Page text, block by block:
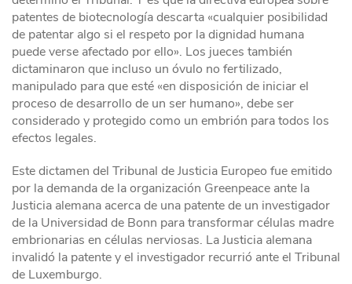
patentes de biotecnología descarta «cualquier posibilidad
de patentar algo si el respeto por la dignidad humana
puede verse afectado por ello». Los jueces también
dictaminaron que incluso un óvulo no fertilizado,
manipulado para que esté «en disposición de iniciar el
proceso de desarrollo de un ser humano», debe ser
considerado y protegido como un embrión para todos los
efectos legales.
Este dictamen del Tribunal de Justicia Europeo fue emitido
por la demanda de la organización Greenpeace ante la
Justicia alemana acerca de una patente de un investigador
de la Universidad de Bonn para transformar células madre
embrionarias en células nerviosas. La Justicia alemana
invalidó la patente y el investigador recurrió ante el Tribunal
de Luxemburgo.